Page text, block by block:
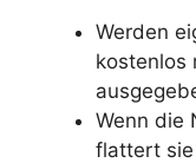
Werden
kostenlos
Wenn die
flattert